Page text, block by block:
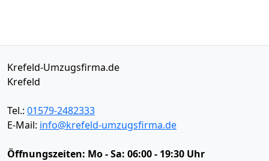
Krefeld-Umzugsfirma.de
Krefeld
Tel.: 01579-2482333
E-Mail: info@krefeld-umzugsfirma.de
Öffnungszeiten: Mo - Sa: 06:00 - 19:30 Uhr